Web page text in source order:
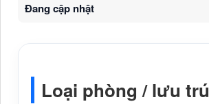
Đang cập nhật
Loại phòng / lưu trú